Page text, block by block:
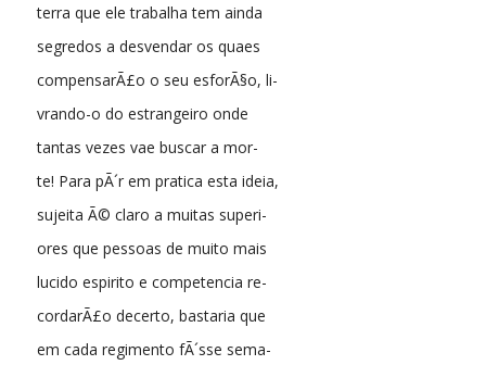
terra que ele trabalha tem ainda
segredos a desvendar os quaes
compensarÃ£o o seu esforÃ§o, li-
vrando-o do estrangeiro onde
tantas vezes vae buscar a mor-
te! Para pÃ´r em pratica esta ideia,
sujeita Ã© claro a muitas superi-
ores que pessoas de muito mais
lucido espirito e competencia re-
cordarÃ£o decerto, bastaria que
em cada regimento fÃ´sse sema-